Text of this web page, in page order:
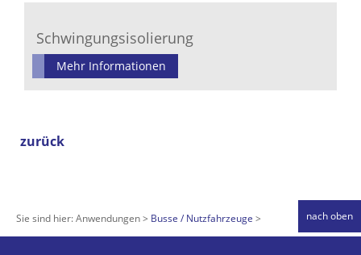
Schwingungsisolierung
Mehr Informationen
zurück
Sie sind hier:Anwendungen Busse / Nutzfahrzeuge nach oben